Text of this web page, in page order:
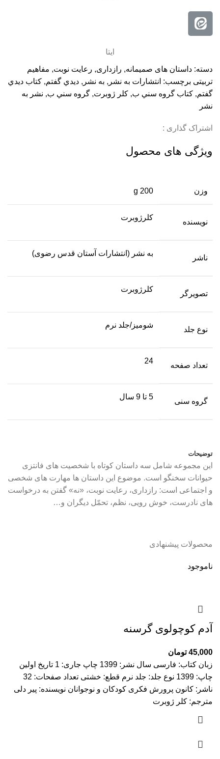
ایتا
دسته: داستان های صمیمانه, رازداری, رعایت نوبت, مفاهیم
تربیتی برچسب: انتشارات به نشر , به نشر , ديدي گفتم, كتاب ديدي
گفتم, كتاب گروه سني ب, كلر ژوبرت, گروه سني ب, نشر به
نشر
اشتراک گذاری :
ویژگی های محصول
وزن 200 g
نویسنده
کلرژوبرت
ناشر
به نشر (انتشارات آستان قدس رضوی)
تصویرگر
کلرژوبرت
نوع جلد
شومیز/جلد نرم
تعداد صفحه
24
گروه سنی
5 تا 9 سال
توضیحات
این مجموعه شامل سه داستان کوتاه با شخصیت های فانتزی
حیوانات سخنگو است. موضوع این داستان ها مهارت های شخصی
و اجتماعی است: رازداری، رعایت نوبت، «نه» گفتن به درخواست
های نادرست، خوش رویی، نظم، تحمّل دیگران و…
محصولات پیشنهادی
ناموجود
آدم کوچولوی گرسنه
45,000 تومان
زبان کتاب: فارسی سال نشر: 1399 چاپ جاری: 1 تاریخ اولین
چاپ: 1399 نوع جلد: جلد نرم قطع: خشتی تعداد صفحات: 32
ناشر: کانون پرورش فکری کودکان و نوجوانان نویسنده: پیر دلی
مترجم: کلر ژوبرت